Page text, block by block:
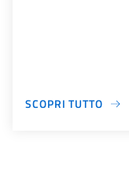
SCOPRI TUTTO